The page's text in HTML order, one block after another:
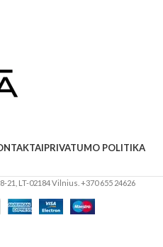
PRIVATUMO POLITIKA
21, LT-02184 Vilnius. +370 655 24626